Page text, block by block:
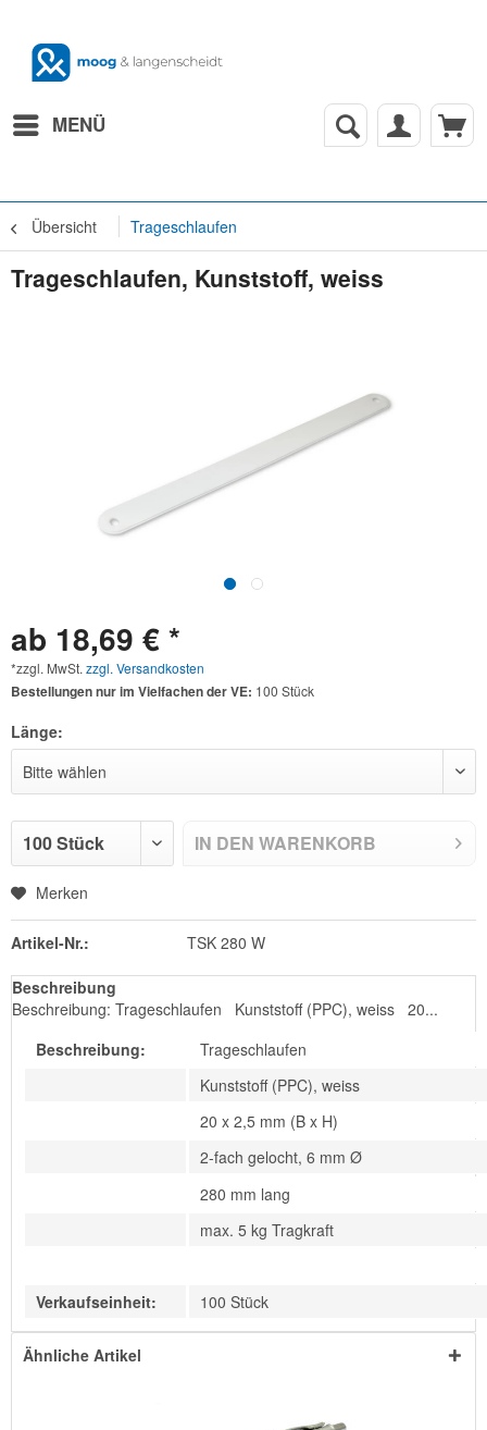
MENÜ
Übersicht Trageschlaufen
Trageschlaufen, Kunststoff, weiss
ab 18,69 € *
*zzgl. MwSt. zzgl. Versandkosten
Bestellungen nur im Vielfachen der VE: 100 Stück
Länge:
IN DEN WARENKORB
Merken
Artikel-Nr.: TSK 280 W
Beschreibung
Beschreibung: Trageschlaufen Kunststoff (PPC), weiss 20...
Beschreibung:
Trageschlaufen
Kunststoff (PPC), weiss
20 x 2,5 mm (B x H)
2-fach gelocht, 6 mm Ø
280 mm lang
max. 5 kg Tragkraft
Verkaufseinheit: 100 Stück
Ähnliche Artikel